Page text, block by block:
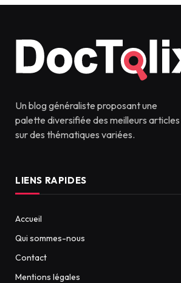
Un blog généraliste proposant une
palette diversifiée des meilleurs articles
sur des thématiques variées.
LIENS RAPIDES
Accueil
Qui sommes-nous
Contact
Mentions légales